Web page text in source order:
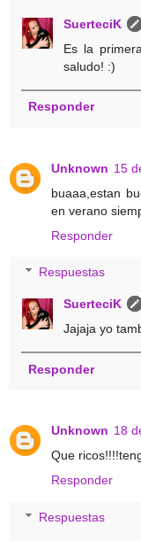
SuerteciK
Es la
saludo! :)
Responder
Unknown 15
buaaa,estan
en verano
Responder
Respuestas
SuerteciK
Jajaja yo
Responder
Unknown 18
Que
Responder
Respuestas